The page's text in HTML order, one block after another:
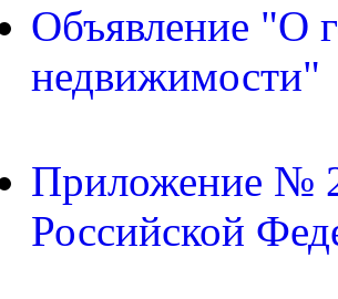
Объявление "О
недвижимости"
Приложение №
Российской